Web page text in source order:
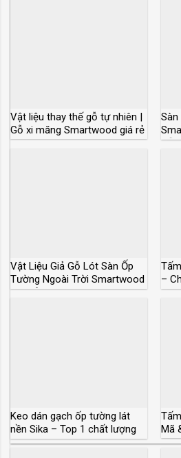
Vật liệu thay thế gỗ tự nhiên |
Gỗ xi măng Smartwood giá rẻ
Gỗ
Vật Liệu Giả Gỗ Lót Sàn Ốp
Tường Ngoài Trời Smartwood
Giá Rẻ
–
Cực
Keo dán gạch ốp tường lát
nền Sika – Top 1 chất lượng
và giá
Mã